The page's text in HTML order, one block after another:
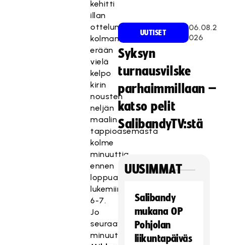
kehitti
illan
ottelun
kolmanteen
erään
vielä
kelpo
kirin
nousten
neljän
maalin
tappioasemasta
kolme
minuuttia
ennen
loppua
lukemiin
6-7.
Jo
seuraavalla
minuutilla
UUTISET
06.08.2
026
Syksyn
turnausvilske
parhaimmillaan –
katso pelit
SalibandyTV:stä
UUSIMMAT
Salibandy
mukana OP
Pohjolan
liikuntapäiväs